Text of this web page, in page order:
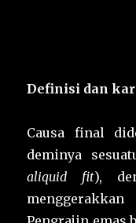
Definisi dan
Causa final
deminya
aliquid fit),